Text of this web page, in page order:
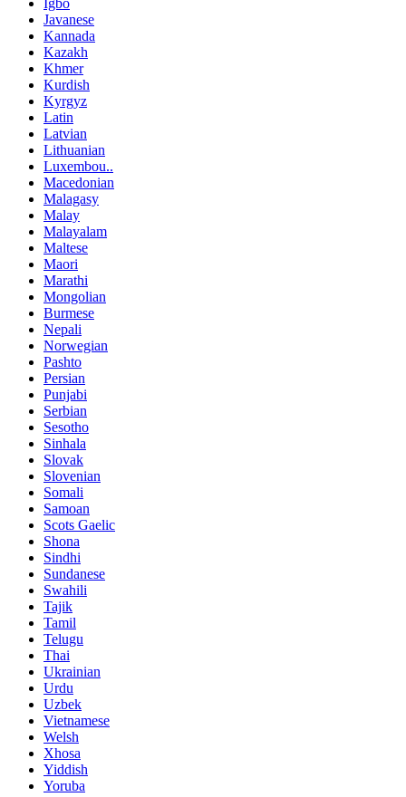
Javanese
Kannada
Kazakh
Khmer
Kurdish
Kyrgyz
Latin
Latvian
Lithuanian
Luxembou..
Macedonian
Malagasy
Malay
Malayalam
Maltese
Maori
Marathi
Mongolian
Burmese
Nepali
Norwegian
Pashto
Persian
Punjabi
Serbian
Sesotho
Sinhala
Slovak
Slovenian
Somali
Samoan
Scots Gaelic
Shona
Sindhi
Sundanese
Swahili
Tajik
Tamil
Telugu
Thai
Ukrainian
Urdu
Uzbek
Vietnamese
Welsh
Xhosa
Yiddish
Yoruba